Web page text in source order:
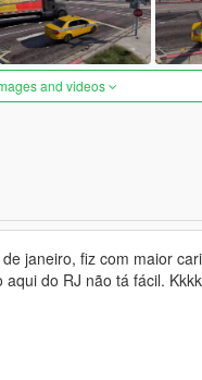
and videos
janeiro, fiz com maior
do RJ não tá fácil.